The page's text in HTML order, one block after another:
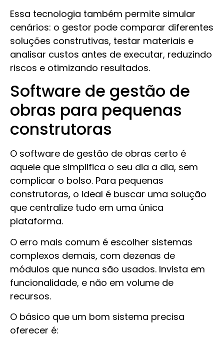
Essa tecnologia também permite simular
cenários: o gestor pode comparar diferentes
soluções construtivas, testar materiais e
analisar custos antes de executar, reduzindo
riscos e otimizando resultados.
Software de gestão de
obras para pequenas
construtoras
O software de gestão de obras certo é
aquele que simplifica o seu dia a dia, sem
complicar o bolso. Para pequenas
construtoras, o ideal é buscar uma solução
que centralize tudo em uma única
plataforma.
O erro mais comum é escolher sistemas
complexos demais, com dezenas de
módulos que nunca são usados. Invista em
funcionalidade, e não em volume de
recursos.
O básico que um bom sistema precisa
oferecer é: